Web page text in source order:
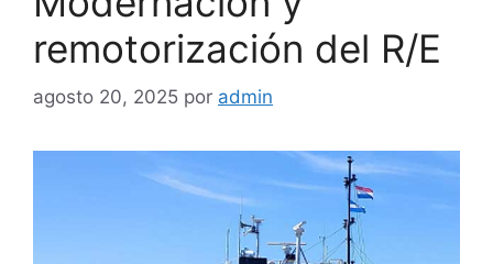
remotorización del R/E
agosto 20, 2025 por admin